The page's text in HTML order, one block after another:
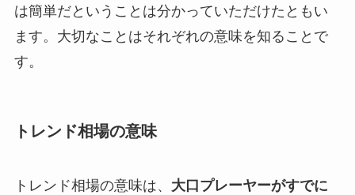
は簡単だということは分かっていただけたともい
ます。大切なことはそれぞれの意味を知ることで
す。
トレンド相場の意味
トレンド相場の意味は、 大口プレーヤーがすでに